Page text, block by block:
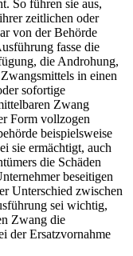
So führen sie aus,
zeitlichen oder
von der Behörde
fasse die
die Androhung,
in einen
sofortige
Zwang
Form vollzogen
beispielsweise
sie ermächtigt, auch
die Schäden
beseitigen
Unterschied zwischen
sei wichtig,
Zwang die
der Ersatzvornahme